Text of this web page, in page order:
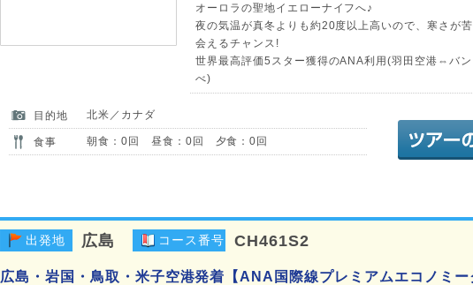
オーロラの聖地イエローナイフへ♪
夜の気温が真冬よりも約20度以上高いので、寒さが
会えるチャンス!
世界最高評価5スター獲得のANA利用(羽田空港⇔バ
べ)
目的地 北米／カナダ
食事 朝食：0回 昼食：0回 夕食：0回
出発地 広島 コース番号 CH461S2
広島・岩国・鳥取・米子空港発着【ANA国際線プレミアムエコノミー